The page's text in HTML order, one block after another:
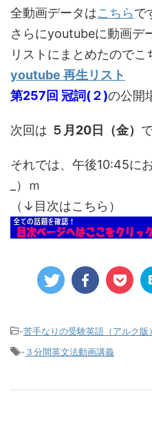
全動画データはこちらで
さらにyoutubeに動画デ
リストにまとめたのでこ
youtube 再生リスト
第257回 冠詞(２)の公開
次回は ５月20日（金）
それでは、午後10:45に
_）ｍ
（↓目次はこちら）
-苦手なりの受験英語（アルク版）
- ３分間英文法動画講義